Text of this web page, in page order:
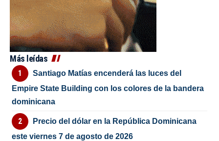
Más leídas
Santiago Matías encenderá las luces del
Empire State Building con los colores de la bandera
dominicana
Precio del dólar en la República Dominicana
este viernes 7 de agosto de 2026